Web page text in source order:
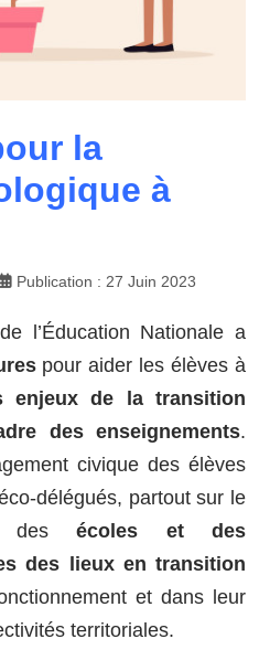
la
à
Publication : 27 Juin 2023
l’Éducation Nationale a
pour aider les élèves à
enjeux de la transition
des enseignements.
civique des élèves
délégués, partout sur le
des écoles et des
des lieux en transition
et dans leur
territoriales.